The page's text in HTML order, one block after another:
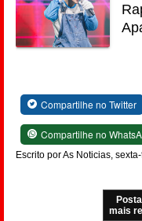
Compartilhe no Twitter
Compartilhe no
Escrito por As Noticias,
mais